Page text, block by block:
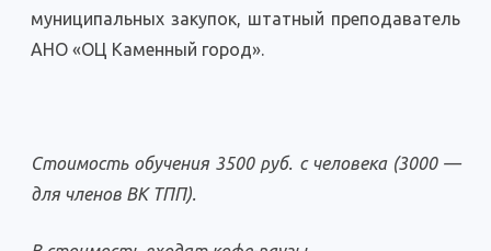
муниципальных закупок, штатный преподаватель
АНО «ОЦ Каменный город».
Стоимость обучения 3500 руб. с человека (3000 —
для членов ВК ТПП).